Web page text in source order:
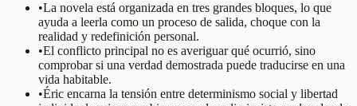
•La novela está organizada en tres grandes bloques, lo que
ayuda a leerla como un proceso de salida, choque con la
realidad y redefinición personal.
•El conflicto principal no es averiguar qué ocurrió, sino
comprobar si una verdad demostrada puede traducirse en una
vida habitable.
•Éric encarna la tensión entre determinismo social y libertad